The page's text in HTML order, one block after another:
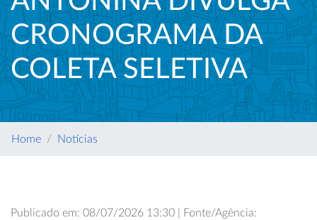
CRONOGRAMA DA
COLETA SELETIVA
Home Notícias
Publicado em: 08/07/2026 13:30 | Fonte/Agência: